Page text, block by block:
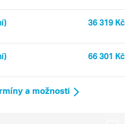
36 319 Kč
66 301 Kč
a možnosti